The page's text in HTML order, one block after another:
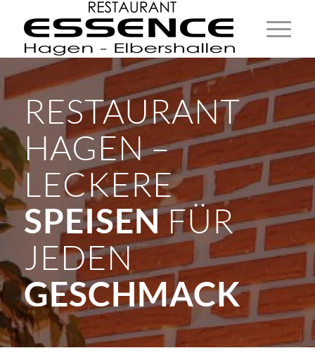
RESTAURANT
HAGEN –
LECKERE
SPEISENFÜR
JEDEN
GESCHMACK